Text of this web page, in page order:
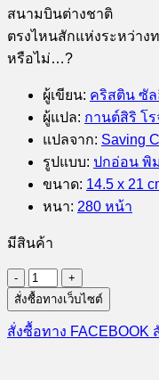
สนามบินต่างชาติ
ตรงไหนสักแห่งระหว่าง
หรือไม่…?
ผู้เขียน: คริสติน ซั
ผู้แปล: กานต์สิริ โ
แปลจาก: Saving
รูปแบบ: ปกอ่อน พิ
ขนาด: 14.5 x 21
หนา: 280 หน้า
มีสินค้า
จำนวน
ซิ
น
สั่งซื้อทางเว็บไซต์
สั่งซื้อทาง FACEBOOK